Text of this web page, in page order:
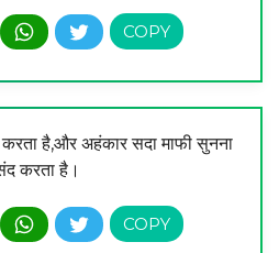
करता है,और अहंकार सदा माफी सुनना
करता है।